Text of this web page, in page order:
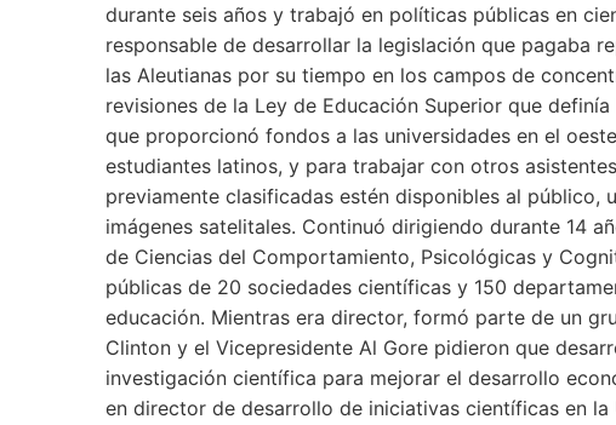
durante seis años y trabajó en políticas públicas en
responsable de desarrollar la legislación que pagaba
las Aleutianas por su tiempo en los campos de
revisiones de la Ley de Educación Superior que
que proporcionó fondos a las universidades en el
estudiantes latinos, y para trabajar con otros
previamente clasificadas estén disponibles al
imágenes satelitales. Continuó dirigiendo durante 14
de Ciencias del Comportamiento, Psicológicas y
públicas de 20 sociedades científicas y 150
educación. Mientras era director, formó parte de un
Clinton y el Vicepresidente Al Gore pidieron que
investigación científica para mejorar el desarrollo
en director de desarrollo de iniciativas científicas en